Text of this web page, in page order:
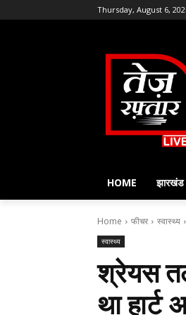
Thursday, August 6,
HOME झारखंड
Home फीचर स्वास्थ्य
स्वास्थ्य
श्रेयस
था